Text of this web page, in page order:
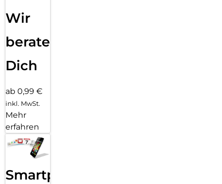
Wir
beraten
Dich
ab 0,99 €
inkl. MwSt.
Mehr
erfahren
Smartphone